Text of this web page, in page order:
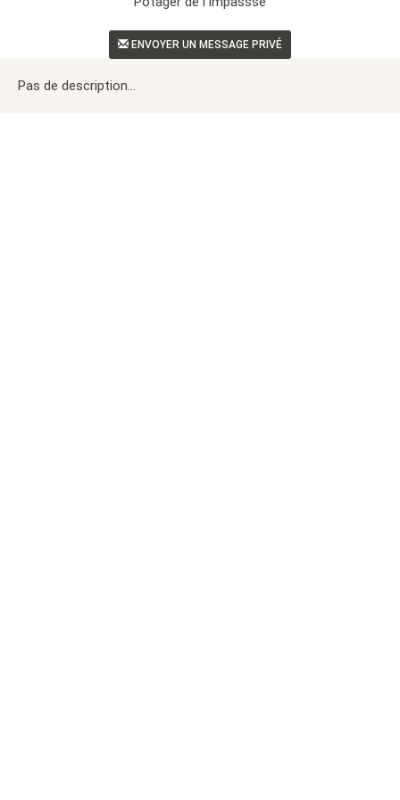
ENVOYER UN MESSAGE PRIVÉ
Pas de description...